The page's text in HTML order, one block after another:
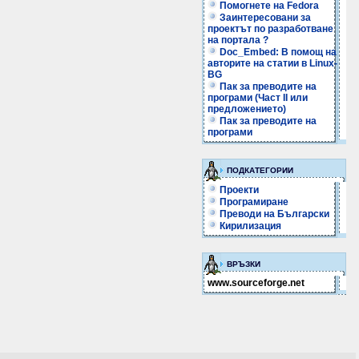
Помогнете на Fedora
Заинтересовани за
проектът по разработване
на портала ?
Doc_Embed: В помощ на
авторите на статии в Linux-
BG
Пак за преводите на
програми (Част II или
предложението)
Пак за преводите на
програми
ПОДКАТЕГОРИИ
Проекти
Програмиране
Преводи на Български
Кирилизация
ВРЪЗКИ
www.sourceforge.net